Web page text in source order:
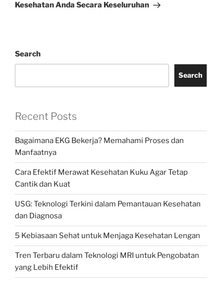
Kesehatan Anda Secara Keseluruhan
Search
Search
Recent Posts
Bagaimana EKG Bekerja? Memahami Proses dan
Manfaatnya
Cara Efektif Merawat Kesehatan Kuku Agar Tetap
Cantik dan Kuat
USG: Teknologi Terkini dalam Pemantauan Kesehatan
dan Diagnosa
5 Kebiasaan Sehat untuk Menjaga Kesehatan Lengan
Tren Terbaru dalam Teknologi MRI untuk Pengobatan
yang Lebih Efektif